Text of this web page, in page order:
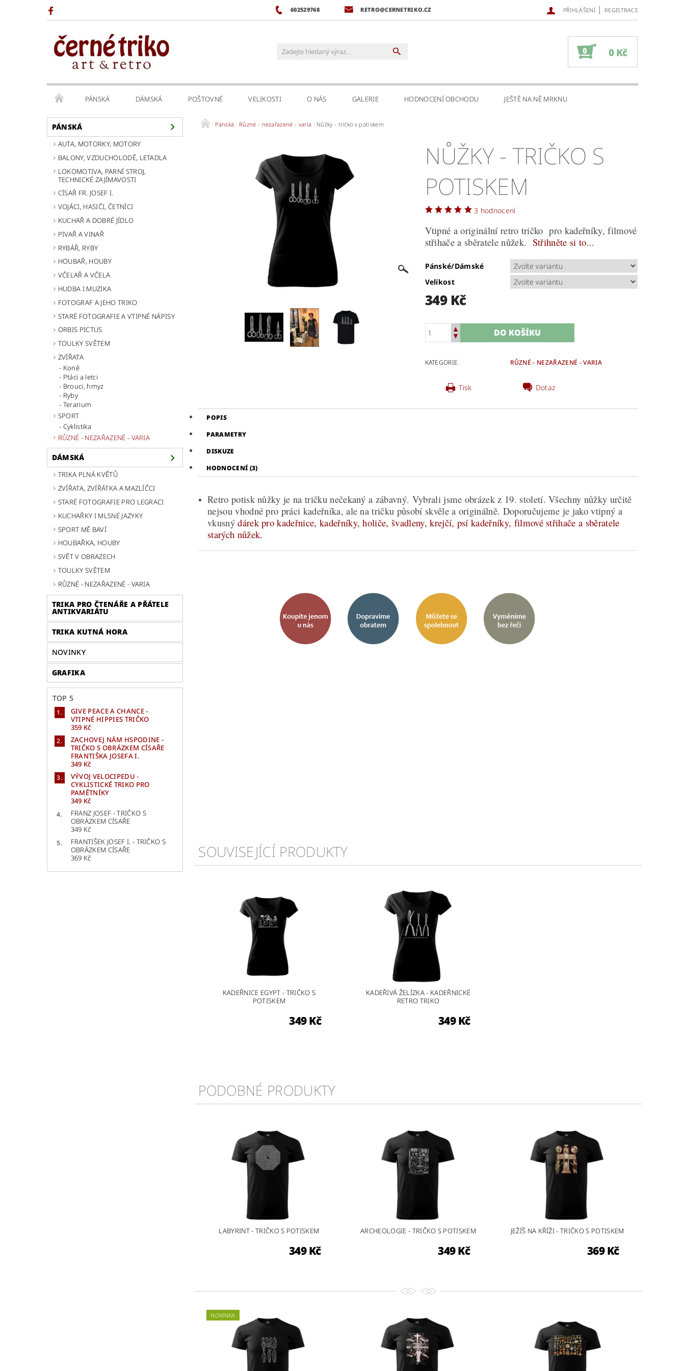
602529768 RETRO@CERNETRIKO.CZ PŘIHLÁŠENÍ | REGISTRACE
0 0 Kč
PÁNSKÁ DÁMSKÁ POŠTOVNÉ VELIKOSTI O NÁS GALERIE HODNOCENÍ OBCHODU JEŠTĚ NA NĚ MRKNU
PÁNSKÁ
AUTA, MOTORKY, MOTORY
BALONY, VZDUCHOLODĚ, LETADLA
LOKOMOTIVA, PARNÍ STROJ,
TECHNICKÉ ZAJÍMAVOSTI
CÍSAŘ FR. JOSEF I.
VOJÁCI, HASIČI, ČETNÍCI
KUCHAŘ A DOBRÉ JÍDLO
PIVAŘ A VINAŘ
RYBÁŘ, RYBY
HOUBAŘ, HOUBY
VČELAŘ A VČELA
HUDBA I MUZIKA
FOTOGRAF A JEHO TRIKO
STARÉ FOTOGRAFIE A VTIPNÉ NÁPISY
ORBIS PICTUS
TOULKY SVĚTEM
ZVÍŘATA
Koně
Ptáci a letci
Brouci, hmyz
Ryby
Terarium
SPORT
Cyklistika
RŮZNÉ - NEZAŘAZENÉ - VARIA
DÁMSKÁ
TRIKA PLNÁ KVĚTŮ
ZVÍŘATA, ZVÍŘÁTKA A MAZLÍČCI
STARÉ FOTOGRAFIE PRO LEGRACI
KUCHAŘKY I MLSNÉ JAZYKY
SPORT MĚ BAVÍ
HOUBAŘKA, HOUBY
SVĚT V OBRAZECH
TOULKY SVĚTEM
RŮZNÉ - NEZAŘAZENÉ - VARIA
TRIKA PRO ČTENÁŘE A PŘÁTELE
ANTIKVARIÁTU
TRIKA KUTNÁ HORA
NOVINKY
GRAFIKA
TOP 5
GIVE PEACE A CHANCE -
VTIPNÉ HIPPIES TRIČKO
359 Kč
ZACHOVEJ NÁM HSPODINE -
TRIČKO S OBRÁZKEM CÍSAŘE
FRANTIŠKA JOSEFA I.
349 Kč
VÝVOJ VELOCIPEDU -
CYKLISTICKÉ TRIKO PRO
PAMĚTNÍKY
349 Kč
FRANZ JOSEF - TRIČKO S
OBRÁZKEM CÍSAŘE
349 Kč
FRANTIŠEK JOSEF I. - TRIČKO S
OBRÁZKEM CÍSAŘE
369 Kč
Pánská Různé - nezařazené - varia Nůžky - tričko s potiskem
NŮŽKY - TRIČKO S
POTISKEM
3 hodnocení
Vtipné a originální retro tričko pro kadeřníky, filmové
střihače a sběratele nůžek. Střihněte si to...
Pánské/Dámské
Velikost
349 Kč
KATEGORIE RŮZNÉ - NEZAŘAZENÉ - VARIA
Tisk Dotaz
POPIS
PARAMETRY
DISKUZE
HODNOCENÍ (3)
Retro potisk nůžky je na tričku nečekaný a zábavný. Vybrali jsme obrázek z 19. století. Všechny nůžky určitě
nejsou vhodné pro práci kadeřníka, ale na tričku působí skvěle a originálně. Doporučujeme je jako vtipný a
vkusnýdárek pro kadeřnice, kadeřníky, holiče, švadleny, krejčí, psí kadeřníky, filmové střihače a sběratele
starých nůžek.
SOUVISEJÍCÍ PRODUKTY
KADEŘNICE EGYPT - TRIČKO S
POTISKEM
349 Kč
KADEŘIVÁ ŽELÍZKA - KADEŘNICKÉ
RETRO TRIKO
349 Kč
PODOBNÉ PRODUKTY
LABYRINT - TRIČKO S POTISKEM
349 Kč
ARCHEOLOGIE - TRIČKO S POTISKEM
349 Kč
JEŽÍŠ NA KŘÍŽI - TRIČKO S POTISKEM
369 Kč
NOVINKA